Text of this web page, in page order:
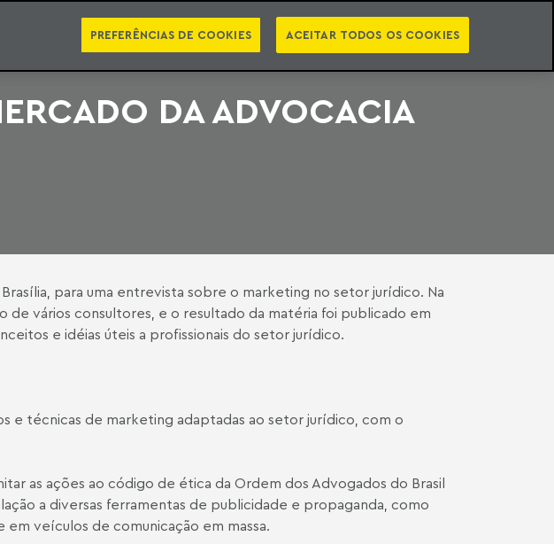
EBOOKS PODCASTS NEWSLETTER VIDEOCASTS PT EN CATEGORIAS
DA ADVOCACIA
para uma entrevista sobre o marketing no setor jurídico. Na
de vários consultores, e o resultado da matéria foi publicado em
e idéias úteis a profissionais do setor jurídico.
técnicas de marketing adaptadas ao setor jurídico, com o
as ações ao código de ética da Ordem dos Advogados do Brasil
a diversas ferramentas de publicidade e propaganda, como
veículos de comunicação em massa.
PREFERÊNCIAS DE COOKIES ACEITAR TODOS OS COOKIES